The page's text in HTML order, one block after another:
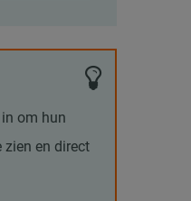
om hun
zien en direct